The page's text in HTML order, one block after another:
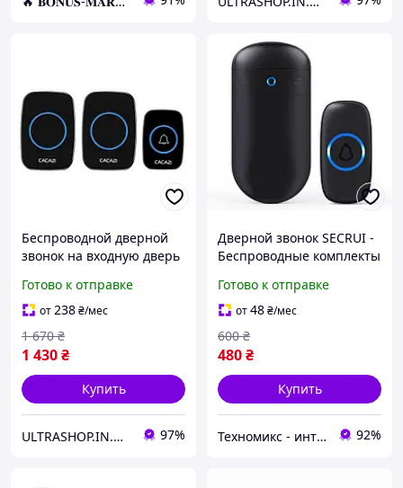
Беспроводной дверной
звонок на входную дверь
Cacazi A12
Готово к отправке
от238₴/мес
1 430₴
1 670 ₴
Купить
ULTRASHOP.IN.UA 🛒 Интернет-магазин трендовых гаджетов 97%
Дверной звонок SECRUI -
Беспроводные комплекты
входной двери - Дверной
звонок с батарейным
питанием
Готово к отправке
от48₴/мес
480₴
600 ₴
Купить
Техномикс - интернет - магазин качественной техники, электроники и других товаров для дома и работы 92%